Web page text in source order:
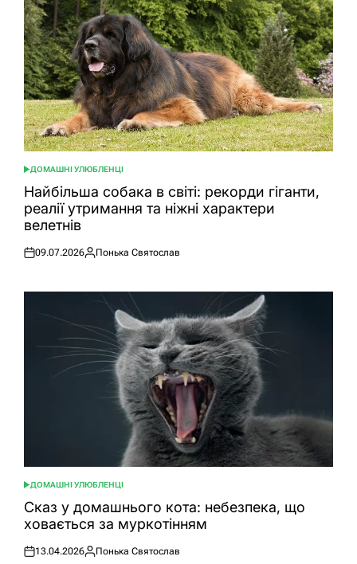
ОПУБЛІКУВАТИ
У
ДОМАШНІ УЛЮБЛЕНЦІ
Найбільша собака в світі: рекорди гіганти,
реалії утримання та ніжні характери
велетнів
Оприлюднено
09.07.2026
Опубліковано
Понька Святослав
ОПУБЛІКУВАТИ
У
ДОМАШНІ УЛЮБЛЕНЦІ
Сказ у домашнього кота: небезпека, що
ховається за муркотінням
Оприлюднено
13.04.2026
Опубліковано
Понька Святослав